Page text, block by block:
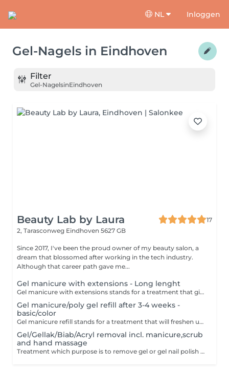
NL Inloggen
Gel-Nagels in Eindhoven
Filter
Gel-NagelsinEindhoven
Beauty Lab by Laura
17
2, Tarasconweg Eindhoven 5627 GB
Since 2017, I've been the proud owner of my beauty salon, a
dream that blossomed after working in the tech industry.
Although that career path gave me...
Gel manicure with extensions - Long lenght
Gel manicure with extensions stands for a treatment that give your nails extra length and shape, with a desired color or nail art.
Gel manicure/poly gel refill after 3-4 weeks -
basic/color
Gel manicure refill stands for a treatment that will freshen up your outgrowing nails including a new design or a color combined with perfect cuticle manicure.**Recommend for outgrowing gel nails which need a fresh up.**
Gel/Gellak/Biab/Acryl removal incl. manicure,scrub
and hand massage
Treatment which purpose is to remove gel or gel nail polish without hurting your own natural nail in case if you need to completely get rid of your old nail styling,based on filing off the product and smoothing your natural nail finished with scrub and hand massage.